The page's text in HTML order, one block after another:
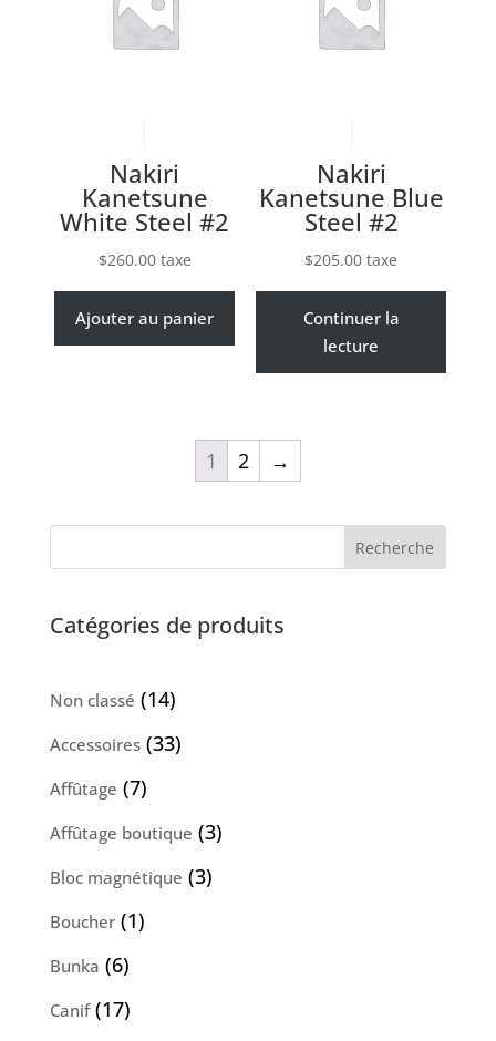
Nakiri
Kanetsune
White Steel #2
$260.00 taxe
Ajouter au panier
Nakiri
Kanetsune Blue
Steel #2
$205.00 taxe
Continuer la
lecture
1 2 →
Recherche
Catégories de produits
Non classé 1414
produits
Accessoires 3333
Affûtage 77
produits
Affûtage boutique 33
Bloc magnétique 33
Boucher 11
Bunka 66
produits
Canif 1717